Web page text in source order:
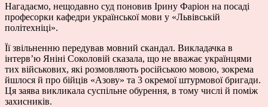
Нагадаємо, нещодавно суд поновив Ірину Фаріон на посаді
професорки кафедри української мови у «Львівській
політехніці».
Її звільненню передував мовний скандал. Викладачка в
інтерв’ю Яніні Соколовій сказала, що не вважає українцями
тих військових, які розмовляють російською мовою, зокрема
йшлося й про бійців «Азову» та 3 окремої штурмової бригади.
Ця заява викликала суспільне обурення, в тому числі й поміж
захисників.